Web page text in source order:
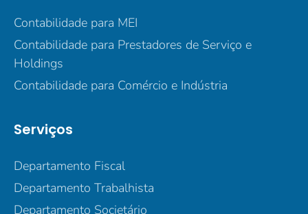
Contabilidade para MEI
Contabilidade para Prestadores de Serviço e
Holdings
Contabilidade para Comércio e Indústria
Serviços
Departamento Fiscal
Departamento Trabalhista
Departamento Societário